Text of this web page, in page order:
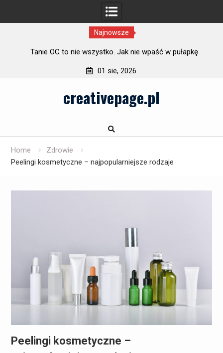
Najnowsze
Tanie OC to nie wszystko. Jak nie wpaść w pułapkę
01 sie, 2026
creativepage.pl
Home
Zdrowie
Peelingi kosmetyczne – najpopularniejsze rodzaje
Peelingi kosmetyczne –